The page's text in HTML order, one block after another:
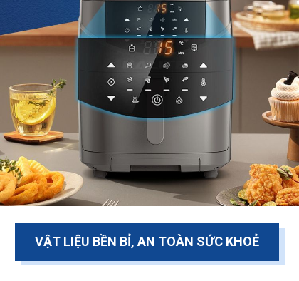
VẬT LIỆU BỀN BỈ, AN TOÀN SỨC KHOẺ